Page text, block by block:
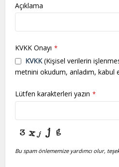
Açıklama
KVKK Onayı *
KVKK(Kişisel verilerin
metnini okudum, anladım, kabul
Lütfen karakterleri yazın *
Bu spam önlememize yardımcı olur,